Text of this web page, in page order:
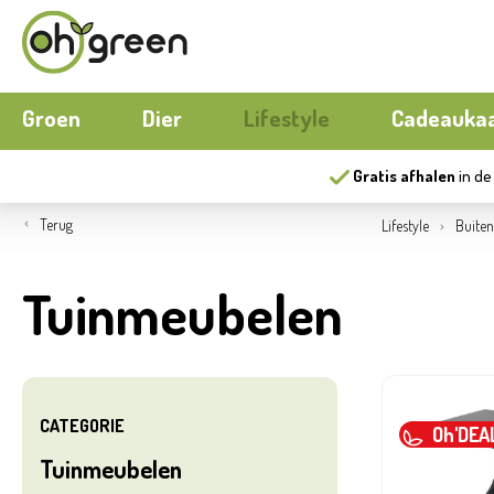
Groen Dier Lifestyle
Gereedschap
Matten
Nieuw
Ecocheques
Gratis afhalen in
Terug Lifestyle
Tuinmeubelen
CATEGORIE
Tuinmeubelen